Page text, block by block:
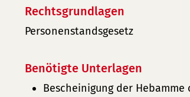
Rechtsgrundlagen
Personenstandsgesetz
Benötigte Unterlagen
Bescheinigung der